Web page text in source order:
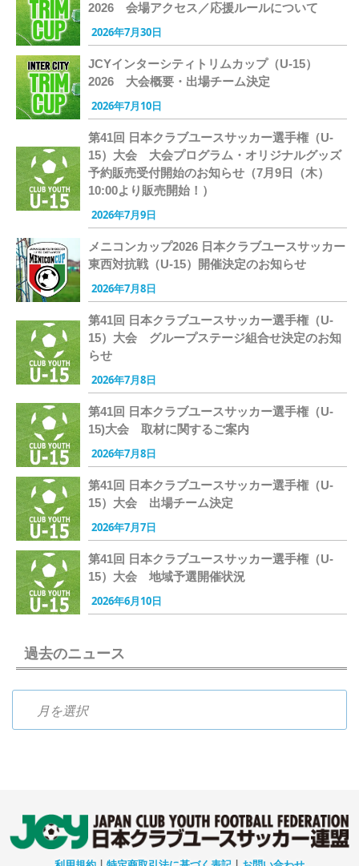
2026 会場アクセス／応援ルールについて
2026年7月30日
JCYインターシティトリムカップ（U-15）
2026 大会概要・出場チーム決定
2026年7月10日
第41回 日本クラブユースサッカー選手権（U-
15）大会 大会プログラム・オリジナルグッズ
予約販売受付開始のお知らせ（7月9日（木）
10:00より販売開始！）
2026年7月9日
メニコンカップ2026 日本クラブユースサッカー
東西対抗戦（U-15）開催決定のお知らせ
2026年7月8日
第41回 日本クラブユースサッカー選手権（U-
15）大会 グループステージ組合せ決定のお知
らせ
2026年7月8日
第41回 日本クラブユースサッカー選手権（U-
15)大会 取材に関するご案内
2026年7月8日
第41回 日本クラブユースサッカー選手権（U-
15）大会 出場チーム決定
2026年7月7日
第41回 日本クラブユースサッカー選手権（U-
15）大会 地域予選開催状況
2026年6月10日
過去のニュース
過去のニュース